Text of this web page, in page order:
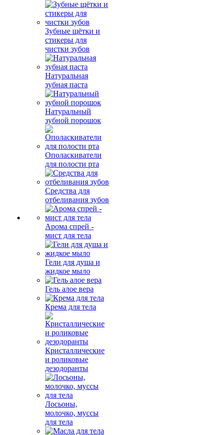
Зубные щётки и
стикеры для
чистки зубов
Натуральная
зубная паста
Натуральный
зубной порошок
Ополаскиватели
для полости рта
Средства для
отбеливания зубов
Арома спрей -
мист для тела
Гели для душа и
жидкое мыло
Гель алое вера
Крема для тела
Кристаллические
и роликовые
дезодоранты
Лосьоны,
молочко, муссы
для тела